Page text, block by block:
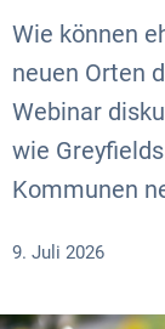
Wie können
neuen Orten
Webinar
wie
Kommunen
9. Juli 2026